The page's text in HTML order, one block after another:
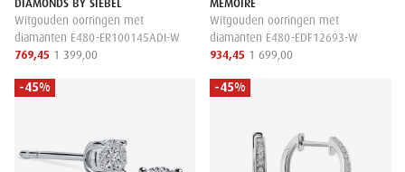
DIAMONDS BY SIEBEL
Witgouden oorringen met
diamanten E480-ER100145ADI-W
769,45 1 399,00
MEMOIRE
Witgouden oorringen met
diamanten E480-EDF12693-W
934,45 1 699,00
-45% -45%